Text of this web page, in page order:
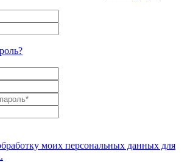
моих персональных данных для